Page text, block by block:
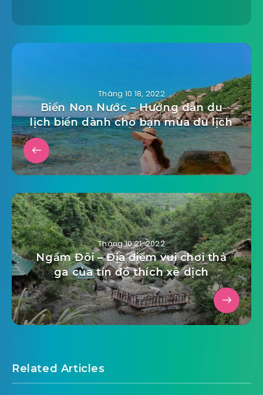
Tháng 10 18, 2022
Biển Non Nước – Hướng dẫn du
lịch biển dành cho bạn mùa du lịch
Tháng 10 21, 2022
Ngầm Đôi – Địa điểm vui chơi thả
ga của tín đồ thích xê dịch
Related Articles